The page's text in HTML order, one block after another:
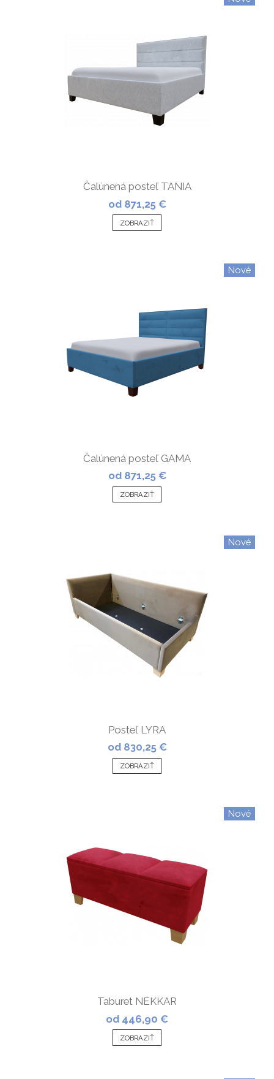
Čalúnená posteľ TANIA
od 871,25 €
ZOBRAZIŤ
Nové
Čalúnená posteľ GAMA
od 871,25 €
ZOBRAZIŤ
Nové
Posteľ LYRA
od 830,25 €
ZOBRAZIŤ
Nové
Taburet NEKKAR
od 446,90 €
ZOBRAZIŤ